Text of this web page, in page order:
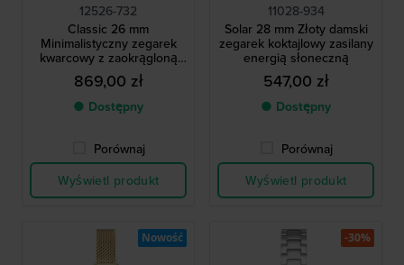
12526-732
Classic 26 mm
Minimalistyczny zegarek
kwarcowy z zaokrągloną
prostokątną kopertą
869,00 zł
● Dostępny
Porównaj
Wyświetl produkt
11028-934
Solar 28 mm Złoty damski
zegarek koktajlowy zasilany
energią słoneczną
547,00 zł
● Dostępny
Porównaj
Wyświetl produkt
Nowość -30%